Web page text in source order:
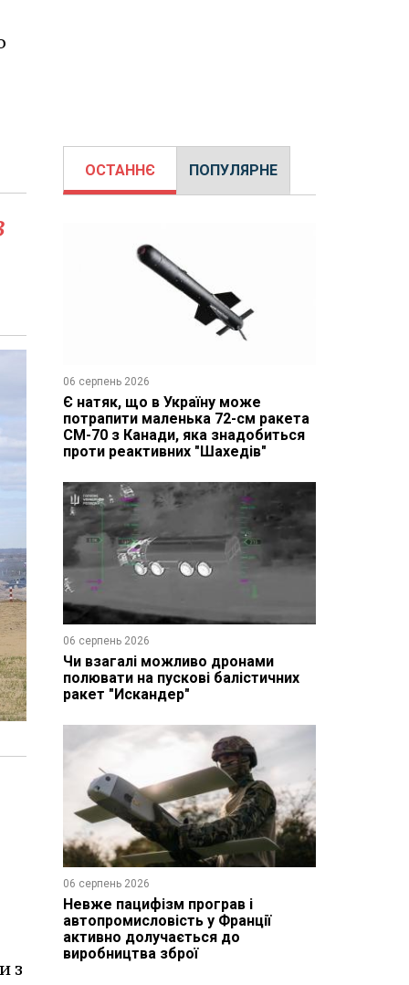
з
ОСТАННЄ ПОПУЛЯРНЕ
06 серпень 2026
Є натяк, що в Україну може
потрапити маленька 72-см ракета
CM-70 з Канади, яка знадобиться
проти реактивних "Шахедів"
06 серпень 2026
Чи взагалі можливо дронами
полювати на пускові балістичних
ракет "Искандер"
06 серпень 2026
Невже пацифізм програв і
автопромисловість у Франції
активно долучається до
виробництва зброї